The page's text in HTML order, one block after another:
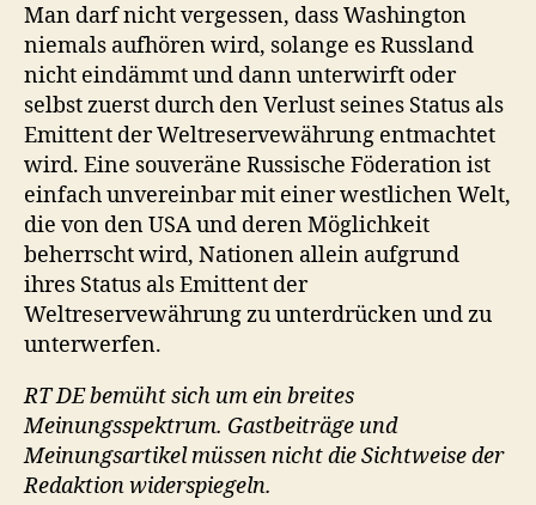
Man darf nicht vergessen, dass Washington
niemals aufhören wird, solange es Russland
nicht eindämmt und dann unterwirft oder
selbst zuerst durch den Verlust seines Status als
Emittent der Weltreservewährung entmachtet
wird. Eine souveräne Russische Föderation ist
einfach unvereinbar mit einer westlichen Welt,
die von den USA und deren Möglichkeit
beherrscht wird, Nationen allein aufgrund
ihres Status als Emittent der
Weltreservewährung zu unterdrücken und zu
unterwerfen.
RT DE bemüht sich um ein breites
Meinungsspektrum. Gastbeiträge und
Meinungsartikel müssen nicht die Sichtweise der
Redaktion widerspiegeln.